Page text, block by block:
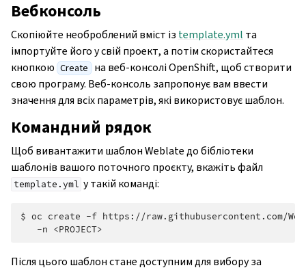
Вебконсоль
Скопіюйте необроблений вміст із template.yml та
імпортуйте його у свій проект, а потім скористайтеся
кнопкою Create на веб-консолі OpenShift, щоб створити
свою програму. Веб-консоль запропонує вам ввести
значення для всіх параметрів, які використовує шаблон.
Командний рядок
Щоб вивантажити шаблон Weblate до бібліотеки
шаблонів вашого поточного проєкту, вкажіть файл
template.yml у такій команді:
$ oc create -f https://raw.githubusercontent.com/
-n
Після цього шаблон стане доступним для вибору за